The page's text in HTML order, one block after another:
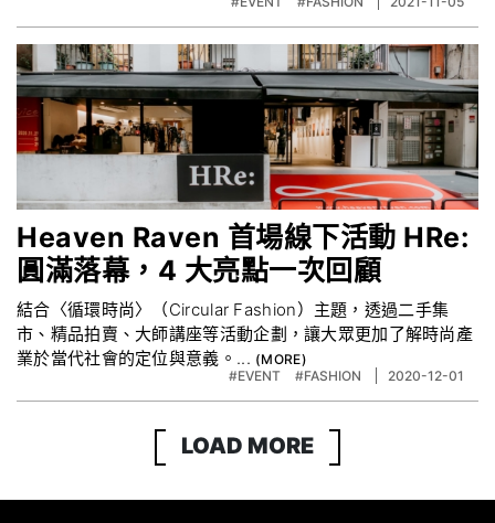
Heaven Raven 首場線下活動 HRe:
圓滿落幕，4 大亮點一次回顧
結合〈循環時尚〉（Circular Fashion）主題，透過二手集
市、精品拍賣、大師講座等活動企劃，讓大眾更加了解時尚產
業於當代社會的定位與意義。...
#EVENT #FASHION 2020-12-01
LOAD MORE